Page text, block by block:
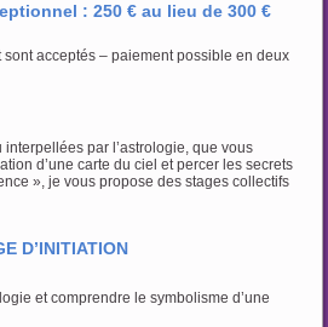
: 250 € au lieu de 300 €
acceptés – paiement possible en deux
par l’astrologie, que vous
d’une carte du ciel et percer les secrets
», je vous propose des stages collectifs
D’INITIATION
et comprendre le symbolisme d’une